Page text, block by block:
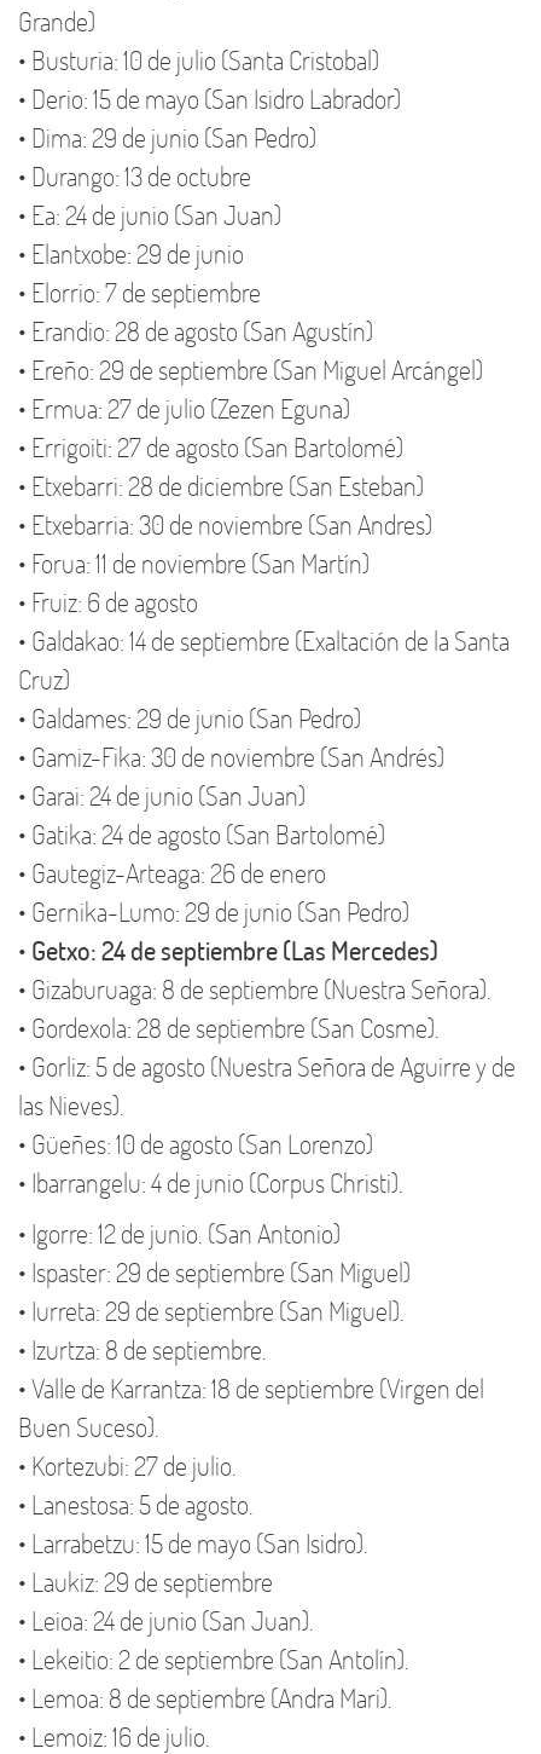
Grande)
• Busturia: 10 de julio (Santa Cristobal)
• Derio: 15 de mayo (San Isidro Labrador)
• Dima: 29 de junio (San Pedro)
• Durango: 13 de octubre
• Ea: 24 de junio (San Juan)
• Elantxobe: 29 de junio
• Elorrio: 7 de septiembre
• Erandio: 28 de agosto (San Agustín)
• Ereño: 29 de septiembre (San Miguel Arcángel)
• Ermua: 27 de julio (Zezen Eguna)
• Errigoiti: 27 de agosto (San Bartolomé)
• Etxebarri: 28 de diciembre (San Esteban)
• Etxebarria: 30 de noviembre (San Andres)
• Forua: 11 de noviembre (San Martín)
• Fruiz: 6 de agosto
• Galdakao: 14 de septiembre (Exaltación de la Santa
Cruz)
• Galdames: 29 de junio (San Pedro)
• Gamiz-Fika: 30 de noviembre (San Andrés)
• Garai: 24 de junio (San Juan)
• Gatika: 24 de agosto (San Bartolomé)
• Gautegiz-Arteaga: 26 de enero
• Gernika-Lumo: 29 de junio (San Pedro)
• Getxo: 24 de septiembre (Las Mercedes)
• Gizaburuaga: 8 de septiembre (Nuestra Señora).
• Gordexola: 28 de septiembre (San Cosme).
• Gorliz: 5 de agosto (Nuestra Señora de Aguirre y de
las Nieves).
• Güeñes: 10 de agosto (San Lorenzo)
• Ibarrangelu: 4 de junio (Corpus Christi).
• Igorre: 12 de junio. (San Antonio)
• Ispaster: 29 de septiembre (San Miguel)
• Iurreta: 29 de septiembre (San Miguel).
• Izurtza: 8 de septiembre.
• Valle de Karrantza: 18 de septiembre (Virgen del
Buen Suceso).
• Kortezubi: 27 de julio.
• Lanestosa: 5 de agosto.
• Larrabetzu: 15 de mayo (San Isidro).
• Laukiz: 29 de septiembre
• Leioa: 24 de junio (San Juan).
• Lekeitio: 2 de septiembre (San Antolín).
• Lemoa: 8 de septiembre (Andra Mari).
• Lemoiz: 16 de julio.